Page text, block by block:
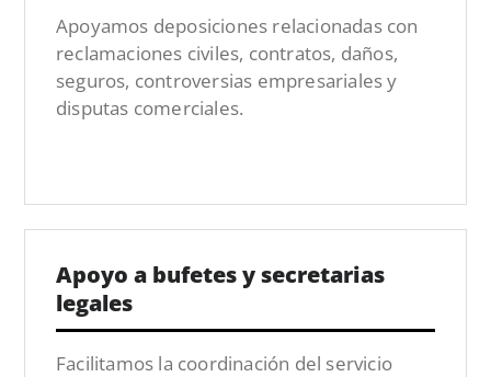
Apoyamos deposiciones relacionadas con
reclamaciones civiles, contratos, daños,
seguros, controversias empresariales y
disputas comerciales.
Apoyo a bufetes y secretarias
legales
Facilitamos la coordinación del servicio